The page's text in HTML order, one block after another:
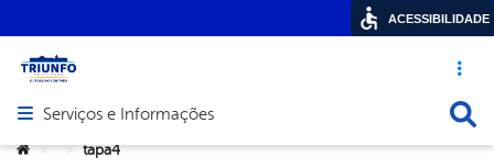
Acesso
Abrir menu principal de navegação
Serviços e Informações
Você está aqui:
> > tapa4
ACESSIBILIDADE